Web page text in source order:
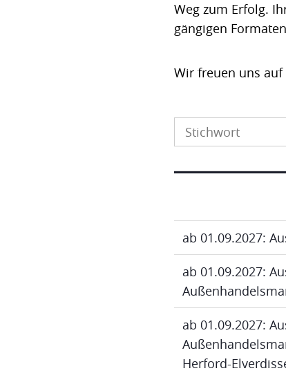
Weg zum Erfolg.
gängigen
Wir freuen uns auf
ab 01.09.2027:
ab 01.09.2027:
ab 01.09.2027:
Herford-